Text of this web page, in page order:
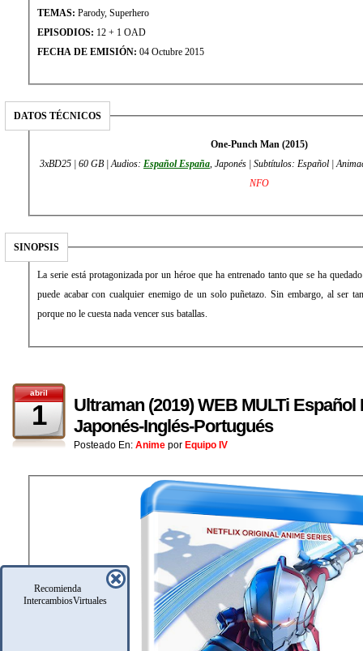
Recomienda
IntercambiosVirtuales
TEMAS: Parody, Superhero
EPISODIOS: 12 + 1 OAD
FECHA DE EMISIÓN: 04 Octubre 2015
DATOS TÉCNICOS
One-Punch Man (2015)
3xBD25 | 60 GB | Audios: Español España , Japonés | Subtítulos: Español |
NFO
SINOPSIS
La serie está protagonizada por un héroe que ha entrenado tanto que se ha
puede acabar con cualquier enemigo de un solo puñetazo. Sin embargo, al ser
porque no le cuesta nada vencer sus batallas.
abril
1
Ultraman (2019) WEB MULTi
Japonés-Inglés-Portugués
Posteado En: Anime por Equipo IV